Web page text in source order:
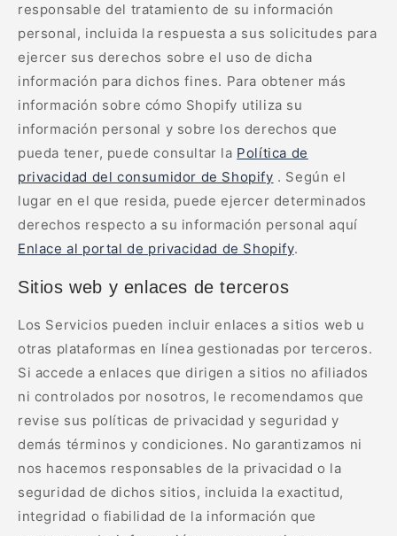
responsable del tratamiento de su información
personal, incluida la respuesta a sus solicitudes para
ejercer sus derechos sobre el uso de dicha
información para dichos fines. Para obtener más
información sobre cómo Shopify utiliza su
información personal y sobre los derechos que
pueda tener, puede consultar la Política de
privacidad del consumidor de Shopify . Según el
lugar en el que resida, puede ejercer determinados
derechos respecto a su información personal aquí
Enlace al portal de privacidad de Shopify.
Sitios web y enlaces de terceros
Los Servicios pueden incluir enlaces a sitios web u
otras plataformas en línea gestionadas por terceros.
Si accede a enlaces que dirigen a sitios no afiliados
ni controlados por nosotros, le recomendamos que
revise sus políticas de privacidad y seguridad y
demás términos y condiciones. No garantizamos ni
nos hacemos responsables de la privacidad o la
seguridad de dichos sitios, incluida la exactitud,
integridad o fiabilidad de la información que